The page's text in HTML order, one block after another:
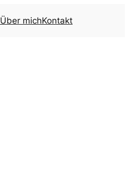
Über michKontakt